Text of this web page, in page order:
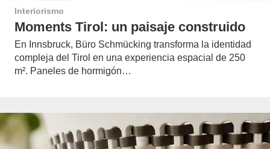
Interiorismo
Moments Tirol: un paisaje construido
En Innsbruck, Büro Schmücking transforma la identidad
compleja del Tirol en una experiencia espacial de 250
m². Paneles de hormigón…